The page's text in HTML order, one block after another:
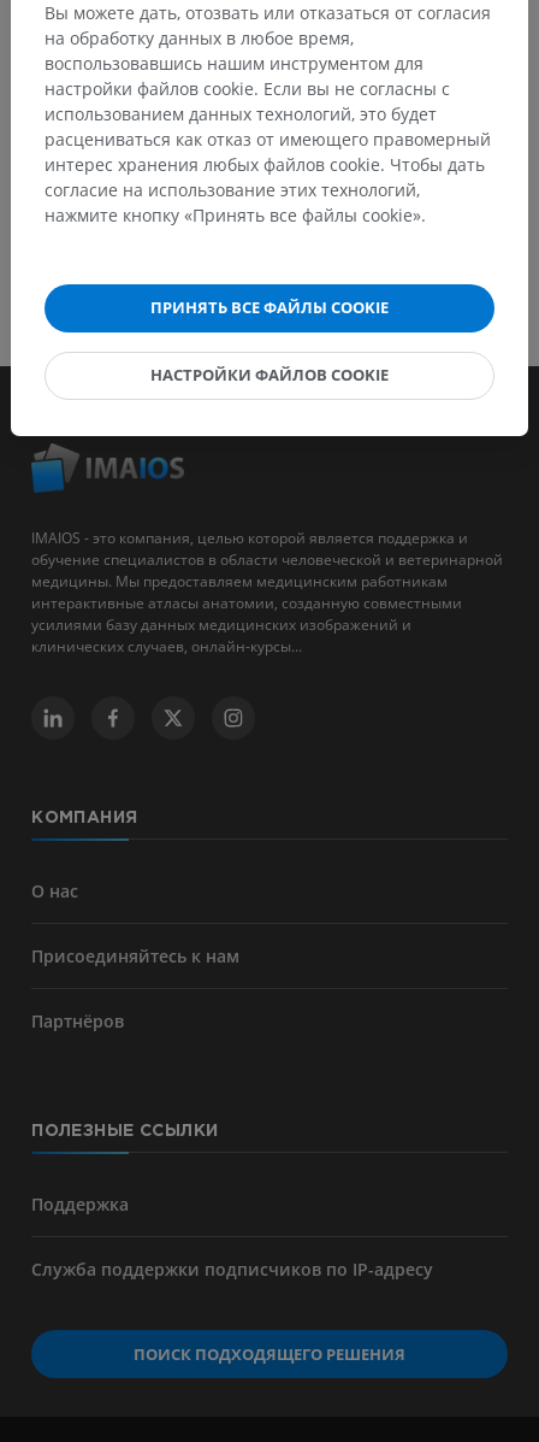
СКАЧАТЬ ПРИЛОЖЕНИЕ
IMAIOS - это компания, целью которой является поддержка и
обучение специалистов в области человеческой и ветеринарной
медицины. Мы предоставляем медицинским работникам
интерактивные атласы анатомии, созданную совместными
усилиями базу данных медицинских изображений и
клинических случаев, онлайн-курсы...
КОМПАНИЯ
О нас
Присоединяйтесь к нам
Партнёров
ПОЛЕЗНЫЕ ССЫЛКИ
Поддержка
Служба поддержки подписчиков по IP-адресу
ПОИСК ПОДХОДЯЩЕГО РЕШЕНИЯ
Вы можете дать, отозвать или отказаться от согласия
на обработку данных в любое время,
воспользовавшись нашим инструментом для
настройки файлов cookie. Если вы не согласны с
использованием данных технологий, это будет
расцениваться как отказ от имеющего правомерный
интерес хранения любых файлов cookie. Чтобы дать
согласие на использование этих технологий,
нажмите кнопку «Принять все файлы cookie».
ПРИНЯТЬ ВСЕ ФАЙЛЫ COOKIE
НАСТРОЙКИ ФАЙЛОВ COOKIE